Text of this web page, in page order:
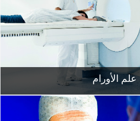
علم الأورام